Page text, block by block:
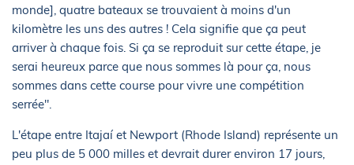
monde], quatre bateaux se trouvaient à moins d'un
kilomètre les uns des autres ! Cela signifie que ça peut
arriver à chaque fois. Si ça se reproduit sur cette étape, je
serai heureux parce que nous sommes là pour ça, nous
sommes dans cette course pour vivre une compétition
serrée".
L'étape entre Itajaí et Newport (Rhode Island) représente un
peu plus de 5 000 milles et devrait durer environ 17 jours,